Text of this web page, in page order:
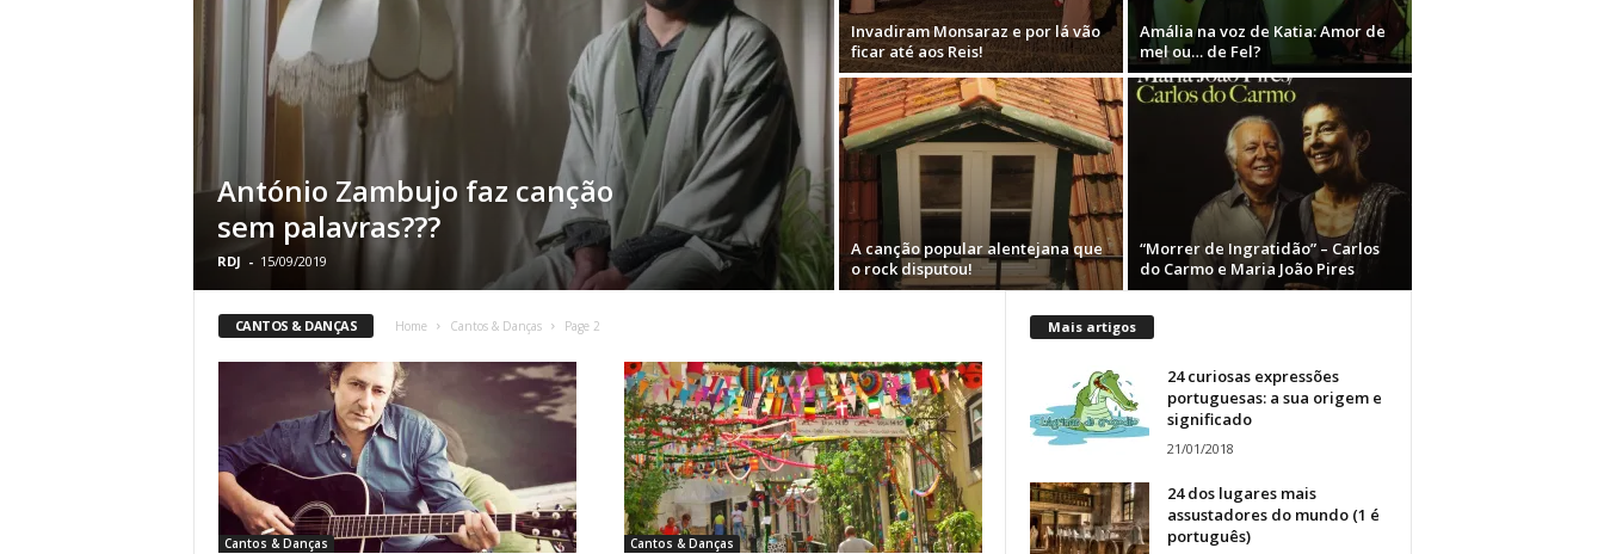
r
r
t
u
g
António Zambujo faz canção
sem palavras???
RDJ - 15/09/2019
Invadiram Monsaraz e por lá vão
ficar até aos Reis!
Amália na voz de Katia: Amor de
mel ou… de Fel?
A canção popular alentejana que
o rock disputou!
“Morrer de Ingratidão” – Carlos
do Carmo e Maria João Pires
CANTOS & DANÇAS Home Cantos & Danças Page 2
Cantos & Danças Cantos & Danças
Mais artigos
24 curiosas expressões
portuguesas: a sua origem e
significado
21/01/2018
24 dos lugares mais
assustadores do mundo (1 é
português)